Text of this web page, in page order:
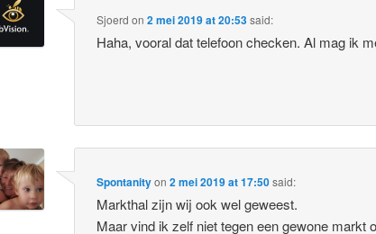
Sjoerd on2 mei 2019 at 20:53said:
Haha, vooral dat telefoon checken. Al mag ik
Spontanityon2 mei 2019 at 17:50said:
Markthal zijn wij ook wel geweest.
Maar vind ik zelf niet tegen een gewone markt